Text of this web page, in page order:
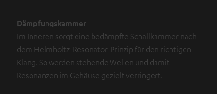
Dämpfungskammer
Im Inneren sorgt eine bedämpfte Schallkammer nach
dem Helmholtz-Resonator-Prinzip für den richtigen
Klang. So werden stehende Wellen und damit
Resonanzen im Gehäuse gezielt verringert.